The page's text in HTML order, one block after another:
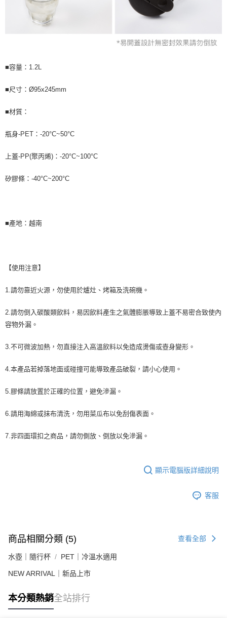
■容量：1.2L
■尺寸：Ø95x245mm
■材質：
瓶身-PET：-20°C~50°C
上蓋-PP(聚丙烯)：-20°C~100°C
矽膠條：-40°C~200°C
■產地：越南
【使用注意】
1.請勿靠近火源，勿使用於爐灶、烤箱及洗碗機。
2.請勿倒入碳酸類飲料，易因飲料產生之氣體膨脹導致上蓋不易密合致使內
容物外漏。
3.不可微波加熱，勿直接注入高溫飲料以免造成燙傷或壺身變形。
4.本產品若掉落地面或碰撞可能導致產品破裂，請小心使用。
5.膠條請放置於正確的位置，避免滲漏。
6.請用海綿或抹布清洗，勿用菜瓜布以免刮傷表面。
7.非四面環扣之商品，請勿側放、倒放以免滲漏。
顯示電腦版詳細說明
客服
商品相關分類 (5) 查看全部
水壺｜隨行杯 PET｜冷溫水適用
NEW ARRIVAL｜新品上市
本分類熱銷全站排行